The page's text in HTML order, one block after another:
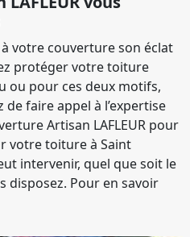
votre couverture son éclat
protéger votre toiture
ou pour ces deux motifs,
faire appel à l’expertise
Artisan LAFLEUR pour
votre toiture à Saint
intervenir, quel que soit le
disposez. Pour en savoir